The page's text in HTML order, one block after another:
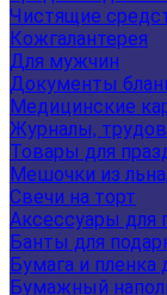
Чистящие
Кожгалантерея
Для мужчин
Документы
Медицинские
Журналы,
Товары для
Мешочки из
Свечи на торт
Аксессуары для
Банты для
Бумага и пленка
Бумажный